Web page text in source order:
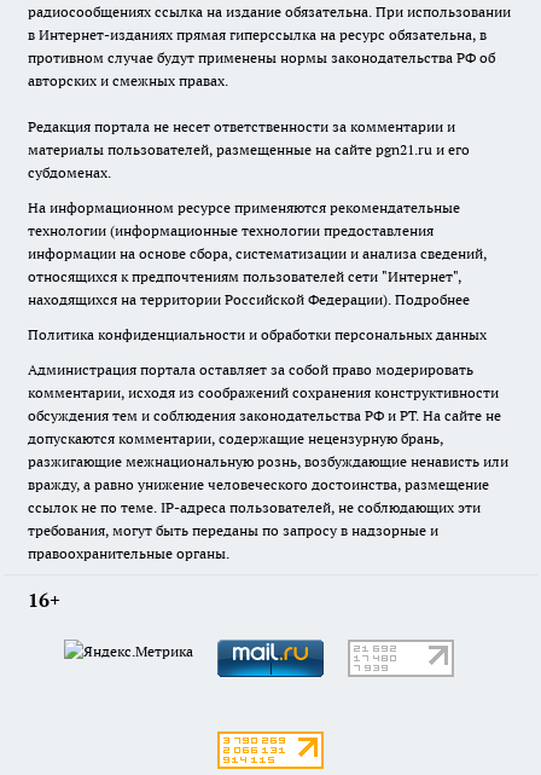
радиосообщениях ссылка на издание обязательна. При использовании
в Интернет-изданиях прямая гиперссылка на ресурс обязательна, в
противном случае будут применены нормы законодательства РФ об
авторских и смежных правах.
Редакция портала не несет ответственности за комментарии и
материалы пользователей, размещенные на сайте pgn21.ru и его
субдоменах.
На информационном ресурсе применяются рекомендательные
технологии (информационные технологии предоставления
информации на основе сбора, систематизации и анализа сведений,
относящихся к предпочтениям пользователей сети "Интернет",
находящихся на территории Российской Федерации). Подробнее
Политика конфиденциальности и обработки персональных данных
Администрация портала оставляет за собой право модерировать
комментарии, исходя из соображений сохранения конструктивности
обсуждения тем и соблюдения законодательства РФ и РТ. На сайте не
допускаются комментарии, содержащие нецензурную брань,
разжигающие межнациональную рознь, возбуждающие ненависть или
вражду, а равно унижение человеческого достоинства, размещение
ссылок не по теме. IP-адреса пользователей, не соблюдающих эти
требования, могут быть переданы по запросу в надзорные и
правоохранительные органы.
16+